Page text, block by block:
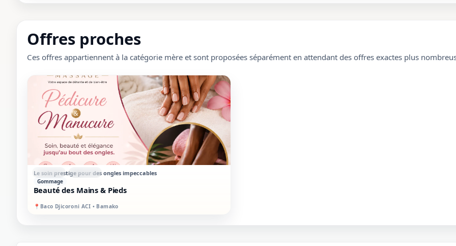
Offres proches
Ces offres appartiennent à la catégorie mère et sont proposées séparément en attendant des offres exactes plus
STANDARD SUR PLACE
Beauté des Mains & Pieds
Le soin prestige pour des ongles impeccables
Gommage
📍 Baco Djicoroni ACI • Bamako